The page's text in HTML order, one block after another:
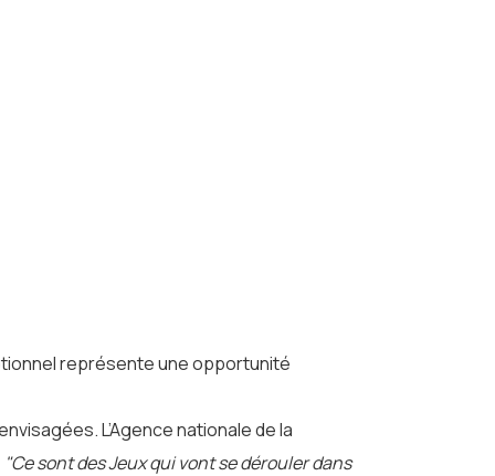
représente une opportunité
L’Agence nationale de la
"Ce sont des Jeux qui vont se dérouler dans